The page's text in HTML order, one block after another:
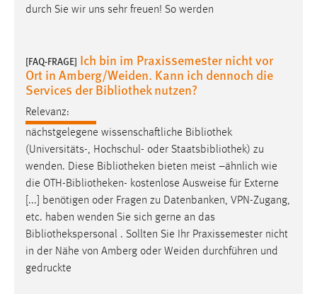
durch Sie wir uns sehr freuen! So werden
[FAQ-FRAGE] Ich bin im Praxissemester nicht vor
Ort in Amberg/Weiden. Kann ich dennoch die
Services der Bibliothek nutzen?
Relevanz:
nächstgelegene wissenschaftliche Bibliothek
(Universitäts-, Hochschul- oder Staatsbibliothek) zu
wenden. Diese Bibliotheken bieten meist –ähnlich wie
die OTH-Bibliotheken- kostenlose Ausweise für Externe
[...] benötigen oder Fragen zu Datenbanken, VPN-Zugang,
etc. haben wenden Sie sich gerne an das
Bibliothekspersonal . Sollten Sie Ihr Praxissemester nicht
in der Nähe von Amberg oder Weiden durchführen und
gedruckte